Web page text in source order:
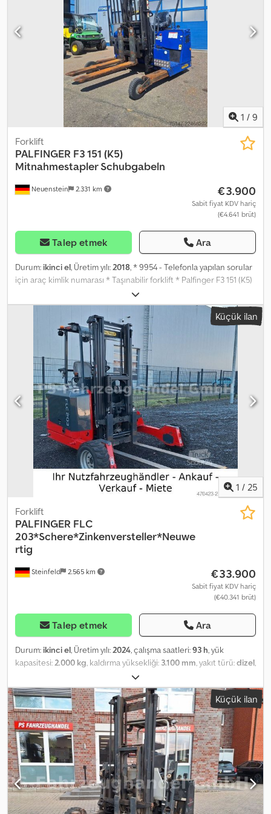
1 / 9
Neuenstein 2.331 km
Forklift
PALFINGER F3 151 (K5)
Mitnahmestapler Schubgabeln
€3.900
Sabit fiyat KDV hariç
(€4.641 brüt)
Talep etmek Ara
Durum: ikinci el, Üretim yılı:2018, * 9954 - Telefonla yapılan sorular
için araç kimlik numarası * Taşınabilir forklift * Palfinger F3 151 (K5)
* Üretim yılı: 02/2018 * Teleskopik çatallar, itme çatalları, hidrolik
yan kaydırma, koruma kabini * Lombardini 3 silindirli dizel motor, 17
kW / 23 HP * Çalışma saati: 2.397 saat * Kendi ağırlığı: 1.599 kg *
Kaldırma kapasitesi: 1.500 kg * Kaldırma yüksekliği: yaklaşık 2,16 m *
Koltuk yeni ----E-posta adresimiz: Hizmetlerimiz: Crsdpfx Aiezqxy
Iorof - Kısa süreli veya gümrük plakası temini - AB genelinde
nakliye / teslimat - Üçüncü bir ülkeye araçların gümrük işlemleri
İngilizce, Almanca, Rusça ve diğer diller için WhatsApp:
Küçük ilan
1 / 25
Steinfeld 2.565 km
Forklift
PALFINGER FLC
203*Schere*Zinkenversteller*Neuwe
rtig
€33.900
Sabit fiyat KDV hariç
(€40.341 brüt)
Talep etmek Ara
Durum: ikinci el, Üretim yılı:2024, çalışma saatleri:93 h, yük
kapasitesi:2.000 kg, kaldırma yüksekliği: 3.100 mm, yakıt türü:dizel,
, Donanım:
özelliklere sahip Palfinger FLC 203 marka bir taşınabilir forklift
sunulmaktadır: -Kaldırma kapasitesi: 2.000 kg -Çift mastlı, engelsiz
görüş sağlayan direk, yan itme 160 mm -Ağırlık (lütfen teknik veri
sayfalarına bakın) -Diferansiyel kilidi olan 3 tekerlekli hidrostatik
tahrik -Hız, 6 km/saat olarak önceden ayarlanmıştır -Sürücü
koruma çatısı -24 voltluk nakliye için LED tekrarlayıcı aydınlatma -
Forklift çalışırken 12V'luk LED arka lambalar ve sinyal lambaları
(arkada) -LED uyarı flaşı -Mekanik akü ayırma anahtarı -Çalışma
saati sayacı -Doluluk seviyesi için yakıt deposu gösterge camı -
Makaslı mekanizma üzerinde çatallara destek -Makaslı mekanizma
Küçük ilan